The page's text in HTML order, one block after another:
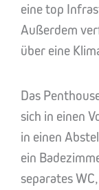
eine top
Außerdem
über eine
Das
sich in einen
in einen
ein
separates